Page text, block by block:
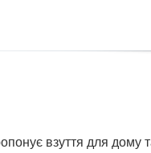
взуття для дому та